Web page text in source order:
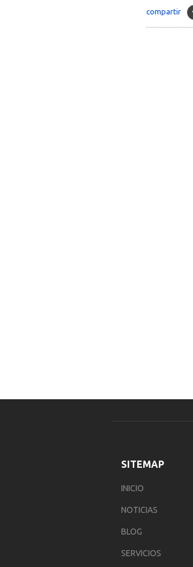
compartir
SITEMAP
INICIO
NOTICIAS
BLOG
SERVICIOS